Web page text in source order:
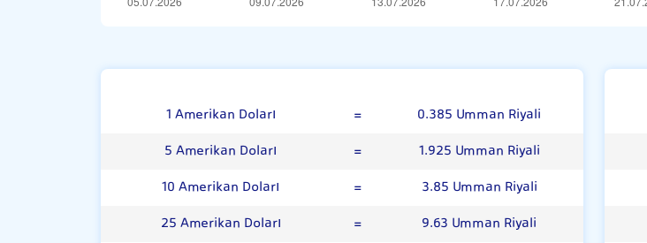
1 Amerikan Doları =
0.385 Umman Riyali
5 Amerikan Doları
=
1.925 Umman Riyali
10 Amerikan Doları
=
3.85 Umman Riyali
25 Amerikan Doları
=
9.63 Umman Riyali